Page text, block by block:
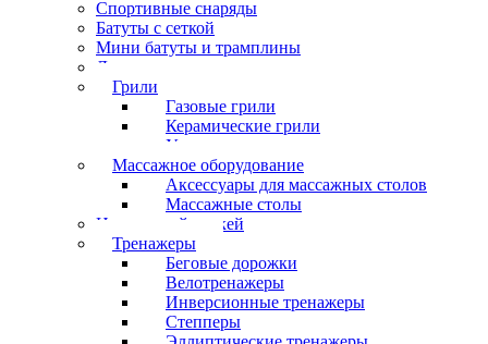
Спортивные снаряды
Батуты с сеткой
Мини батуты и трамплины
Дартс
Грили
Газовые грили
Керамические грили
Угольные грили
Массажное оборудование
Аксессуары для массажных столов
Массажные столы
Настольный хоккей
Тренажеры
Беговые дорожки
Велотренажеры
Инверсионные тренажеры
Степперы